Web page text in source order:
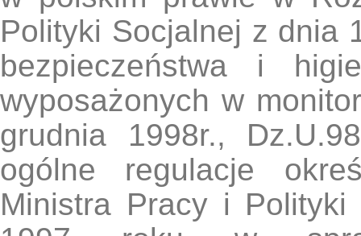
Polityki Socjalnej z dnia
bezpieczeństwa i
wyposażonych w
grudnia 1998r.,
ogólne regulacje
Ministra Pracy i